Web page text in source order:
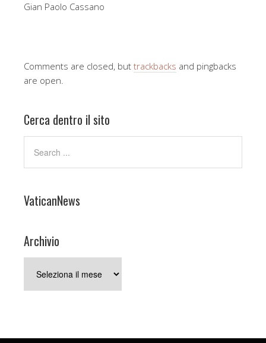
Gian Paolo Cassano
Comments are closed, but trackbacks and pingbacks
are open.
Cerca dentro il sito
VaticanNews
Archivio